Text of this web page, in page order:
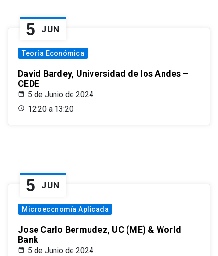
5 JUN
Teoría Económica
David Bardey, Universidad de los Andes –
CEDE
5 de Junio de 2024
12:20 a 13:20
5 JUN
Microeconomía Aplicada
Jose Carlo Bermudez, UC (ME) & World
Bank
5 de Junio de 2024